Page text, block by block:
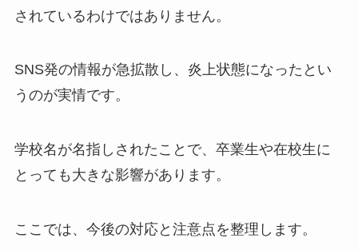
されているわけではありません。
SNS発の情報が急拡散し、炎上状態になったとい
うのが実情です。
学校名が名指しされたことで、卒業生や在校生に
とっても大きな影響があります。
ここでは、今後の対応と注意点を整理します。